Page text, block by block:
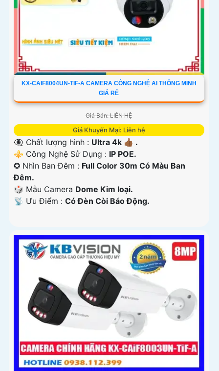
KX-CAIF8004UN-TIF-A CAMERA CÔNG NGHỆ AI THÔNG MINH
GIÁ RẺ
Giá Bán: LIÊN HỆ
Giá Khuyến Mại: Liên hệ
👁️‍🗨 Chất lượng hình : Ultra 4k 👍🏾 .
⚜️ Công Nghệ Sử Dụng : IP POE.
✪ Nhìn Ban Đêm : Full Color 30m Có Màu Ban
Ðêm.
🎲 Mẫu Camera Dome Kim loại.
️📡 Ưu Điểm : Có Ðèn Còi Báo Động.